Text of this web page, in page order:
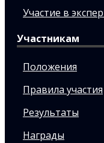
Участие в
Участникам
Положения
Правила участия
Результаты
Награды